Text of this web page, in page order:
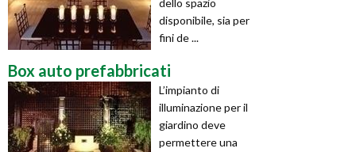
dello spazio
disponibile, sia per
fini de ...
Box auto prefabbricati
L’impianto di
illuminazione per il
giardino deve
permettere una